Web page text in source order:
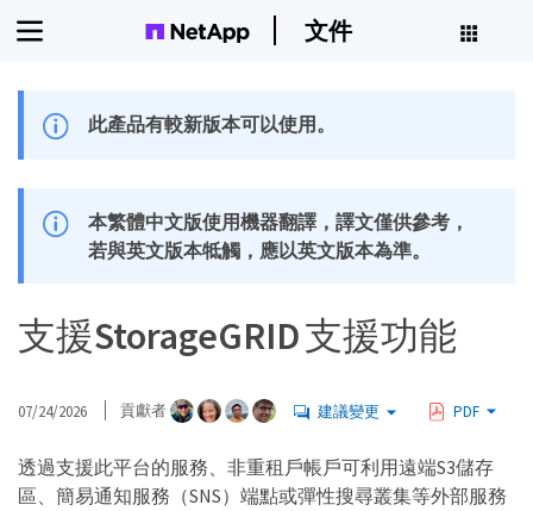
文件
此產品有較新版本可以使用。
本繁體中文版使用機器翻譯，譯文僅供參考，
若與英文版本牴觸，應以英文版本為準。
支援StorageGRID 支援功能
07/24/2026 貢獻者 建議變更 PDF
透過支援此平台的服務、非重租戶帳戶可利用遠端S3儲存
區、簡易通知服務（SNS）端點或彈性搜尋叢集等外部服務